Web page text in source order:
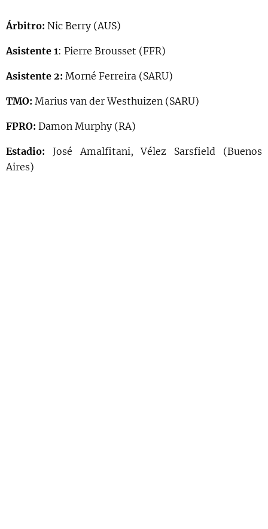
Árbitro: Nic Berry (AUS)
Asistente 1: Pierre Brousset (FFR)
Asistente 2: Morné Ferreira (SARU)
TMO: Marius van der Westhuizen (SARU)
FPRO: Damon Murphy (RA)
Estadio: José Amalfitani, Vélez Sarsfield (Buenos
Aires)